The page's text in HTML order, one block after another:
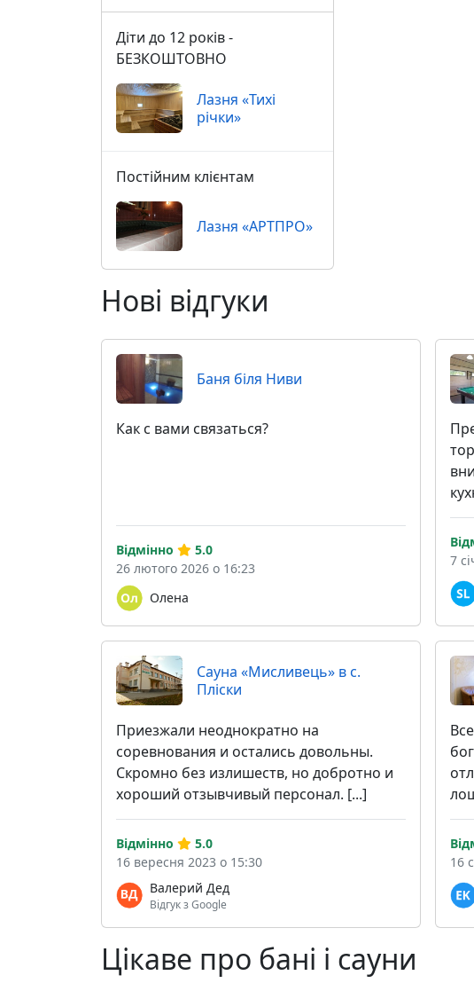
Діти до 12 років -
БЕЗКОШТОВНО
Лазня «Тихі
річки»
Постійним клієнтам
Лазня «АРТПРО»
Нові відгуки
Баня біля Ниви
Как с вами связаться?
Олена
Відмінно
5.0
26 лютого 2026 о 16:23
7
Сауна «Мисливець» в с.
Пліски
Приезжали неоднократно на
соревнования и остались довольны.
Скромно без излишеств, но добротно и
хороший отзывчивый персонал. [...]
Валерий Дед
Відгук з Google
Відмінно
5.0
16 вересня 2023 о 15:30
16
Цікаве про бані і сауни